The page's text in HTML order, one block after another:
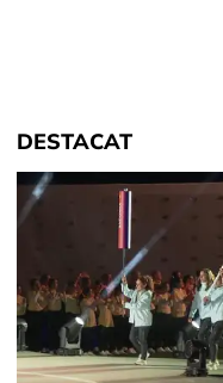
DESTACAT